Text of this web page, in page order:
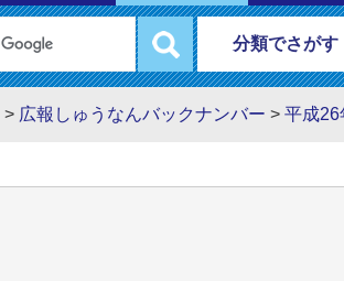
分類でさがす
> 広報しゅうなんバックナンバー > 平成26